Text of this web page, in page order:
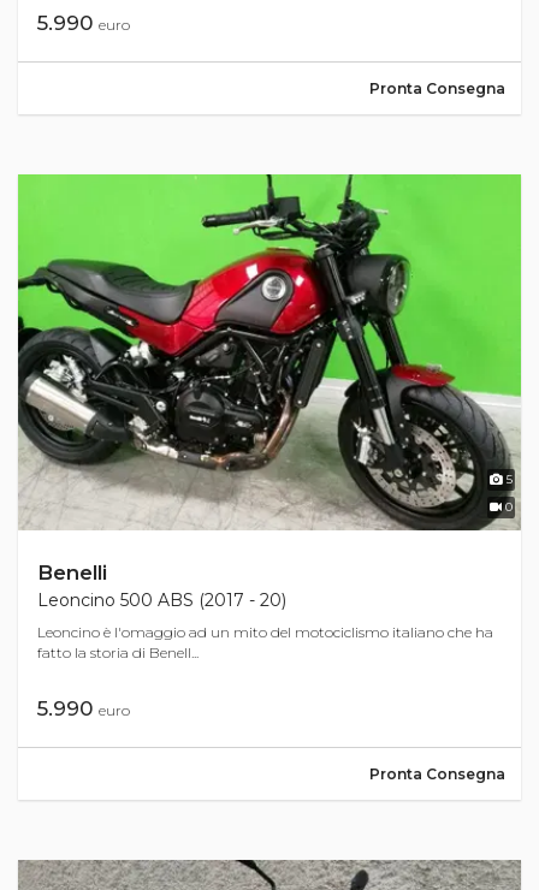
5.990 euro
Pronta Consegna
5
0
Benelli
Leoncino 500 ABS (2017 - 20)
Leoncino è l'omaggio ad un mito del motociclismo italiano che ha
fatto la storia di Benell...
5.990 euro
Pronta Consegna